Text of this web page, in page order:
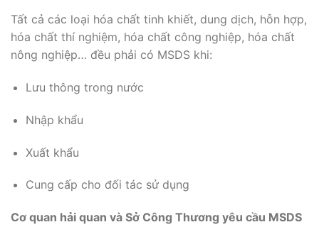
Tất cả các loại hóa chất tinh khiết, dung dịch, hỗn hợp,
hóa chất thí nghiệm, hóa chất công nghiệp, hóa chất
nông nghiệp… đều phải có MSDS khi:
Lưu thông trong nước
Nhập khẩu
Xuất khẩu
Cung cấp cho đối tác sử dụng
Cơ quan hải quan và Sở Công Thương yêu cầu MSDS